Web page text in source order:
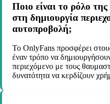
Ποιο είναι το ρόλο
στη δημιουργία
αυτοπροβολή;
Το OnlyFans προσφέρει
έναν τρόπο να
περιεχόμενο με τους
δυνατότητα να κερδίζουν